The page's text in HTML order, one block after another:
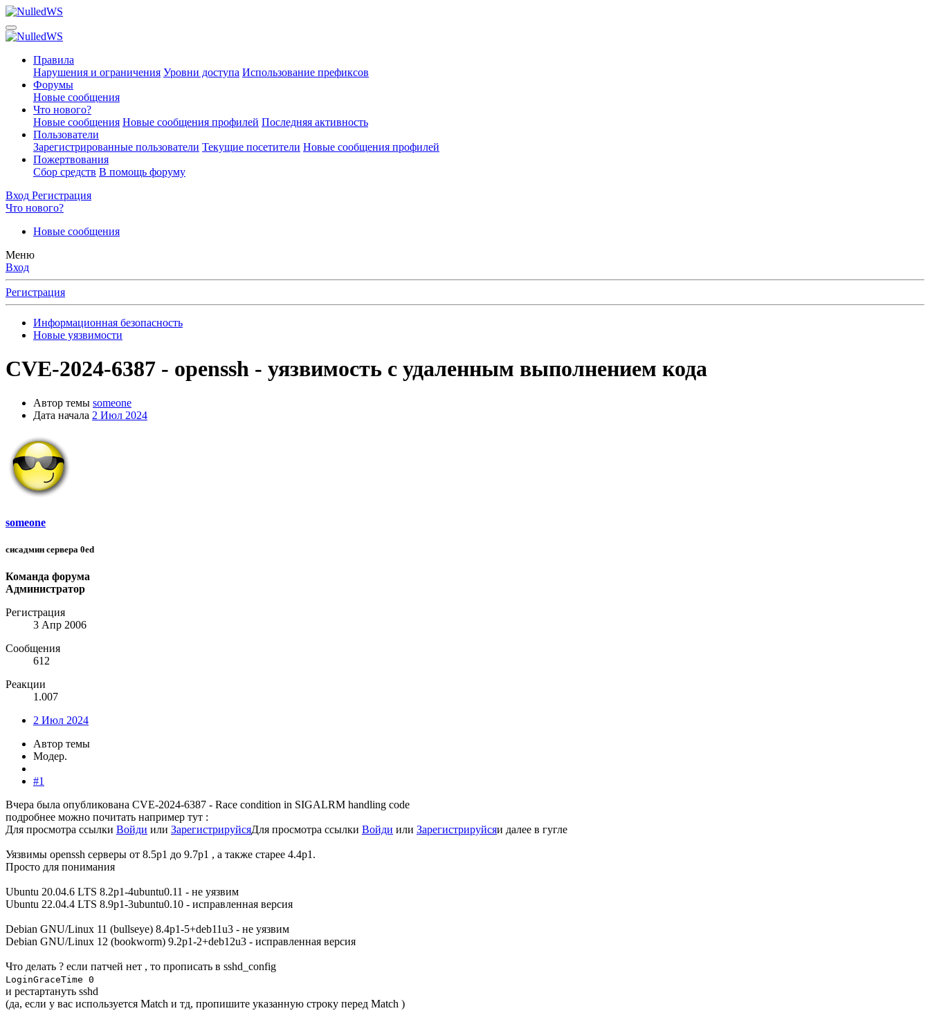
Правила
Нарушения и ограничения Уровни доступа Использование префиксов
Форумы
Новые сообщения
Что нового?
Новые сообщения Новые сообщения профилей Последняя активность
Пользователи
Зарегистрированные пользователи Текущие посетители Новые сообщения профилей
Пожертвования
Сбор средств В помощь форуму
Вход Регистрация
Что нового?
Новые сообщения
Меню
Вход
Регистрация
Информационная безопасность
Новые уязвимости
CVE-2024-6387 - openssh - уязвимость с удаленным выполнением кода
Автор темы someone
Дата начала 2 Июл 2024
someone
сисадмин сервера 0ed
Команда форума
Администратор
Регистрация
3 Апр 2006
Сообщения
612
Реакции
1.007
2 Июл 2024
Автор темы
Модер.
#1
Вчера была опубликована CVE-2024-6387 - Race condition in SIGALRM handling code
подробнее можно почитать например тут :
Для просмотра ссылки Войди или ЗарегистрируйсяДля просмотра ссылки Войди или Зарегистрируйсяи далее в гугле
Уязвимы openssh серверы от 8.5p1 до 9.7p1 , а также старее 4.4p1.
Просто для понимания
Ubuntu 20.04.6 LTS 8.2p1-4ubuntu0.11 - не уязвим
Ubuntu 22.04.4 LTS 8.9p1-3ubuntu0.10 - исправленная версия
Debian GNU/Linux 11 (bullseye) 8.4p1-5+deb11u3 - не уязвим
Debian GNU/Linux 12 (bookworm) 9.2p1-2+deb12u3 - исправленная версия
Что делать ? если патчей нет , то прописать в sshd_config
LoginGraceTime 0
и рестартануть sshd
(да, если у вас используется Match и тд, пропишите указанную строку перед Match )